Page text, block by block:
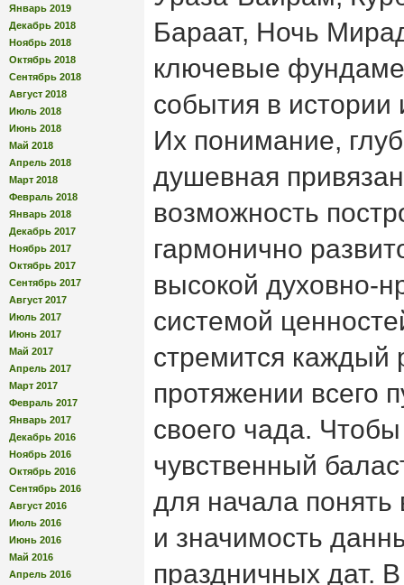
Январь 2019
Декабрь 2018
Ноябрь 2018
Октябрь 2018
Сентябрь 2018
Август 2018
Июль 2018
Июнь 2018
Май 2018
Апрель 2018
Март 2018
Февраль 2018
Январь 2018
Декабрь 2017
Ноябрь 2017
Октябрь 2017
Сентябрь 2017
Август 2017
Июль 2017
Июнь 2017
Май 2017
Апрель 2017
Март 2017
Февраль 2017
Январь 2017
Декабрь 2016
Ноябрь 2016
Октябрь 2016
Сентябрь 2016
Август 2016
Июль 2016
Июнь 2016
Май 2016
Апрель 2016
Бараат, Ночь
ключевые
события в истории
Их понимание,
душевная
возможность
гармонично
высокой духовно-
системой
стремится каждый
протяжении всего
своего чада.
чувственный
для начала понять
и значимость
праздничных дат.